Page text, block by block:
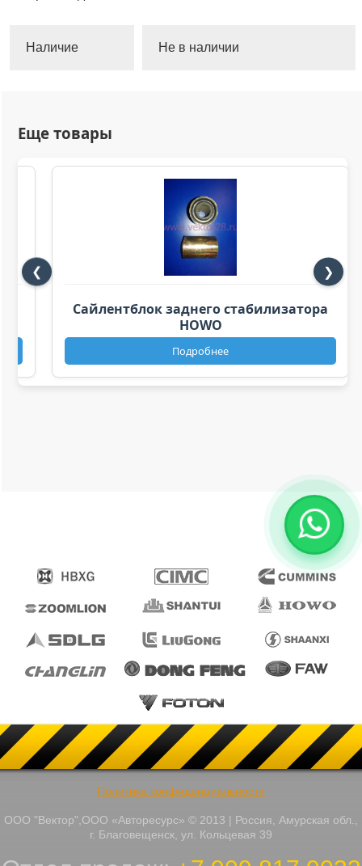
Наличие Не в наличии
Политика конфиденциальности
ООО "Вектор",ООО «Авторесурс» © 2013 | Россия, Амурская обл.,
г. Благовещенск, ул. Кольцевая 39